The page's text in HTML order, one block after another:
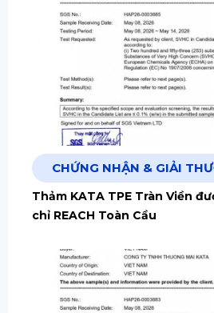
CHỨNG NHẬN & GIẢI
Thảm KATA TPE Tràn Viền
chỉ REACH Toàn Cầu